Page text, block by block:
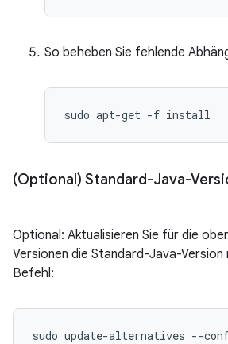
So beheben Sie fehlende
(Optional) Standard-Java-
Optional: Aktualisieren Sie für die
Versionen die Standard-Java-
Befehl:
sudo update-alternatives --